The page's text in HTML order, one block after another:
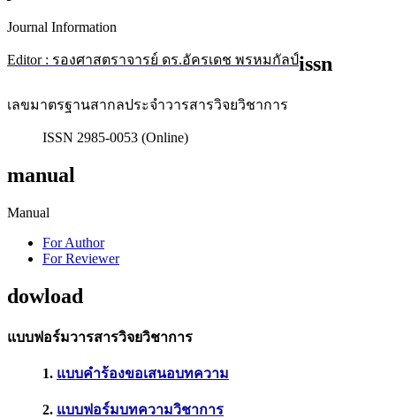
Journal Information
Editor : รองศาสตราจารย์ ดร.อัครเดช พรหมกัลป์issn
เลขมาตรฐานสากลประจำวารสารวิจยวิชาการ
ISSN 2985-0053 (Online)
manual
Manual
For Author
For Reviewer
dowload
แบบฟอร์มวารสารวิจยวิชาการ
1. แบบคำร้องขอเสนอบทความ
2. แบบฟอร์มบทความวิชาการ